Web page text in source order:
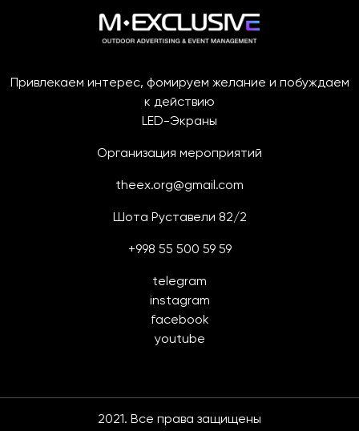
Привлекаем интерес, фомируем желание и побуждаем
к действию
LED-Экраны
Организация мероприятий
theex.org@gmail.com
Шота Руставели 82/2
+998 55 500 59 59
telegram
instagram
facebook
youtube
2021. Все права защищены